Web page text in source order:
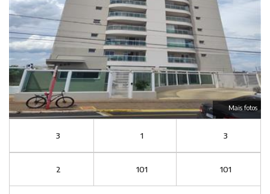
Mais fotos
3 1 3
2 101 101